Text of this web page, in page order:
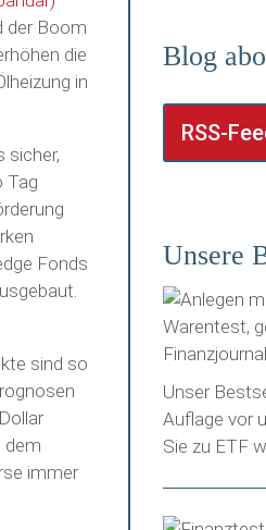
der Boom
die
in
sicher,
Tag
Fonds
sind so
dem
immer
Blog
RSS-
Unsere
Unser
Auflage vor
Sie zu ETF